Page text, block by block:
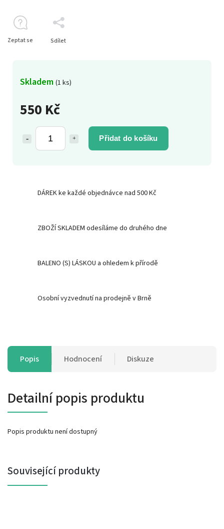
550 Kč
Přidat do košíku
Skladem (1 ks)
Zeptat se Sdílet
DÁREK ke každé objednávce nad 500 Kč
ZBOŽÍ SKLADEM odesíláme do druhého dne
BALENO (S) LÁSKOU a ohledem k přírodě
Osobní vyzvednutí na prodejně v Brně
Popis Hodnocení Diskuze
Detailní popis produktu
Popis produktu není dostupný
Související produkty